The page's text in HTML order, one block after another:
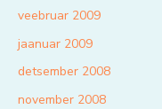
veebruar 2009
jaanuar 2009
detsember 2008
november 2008